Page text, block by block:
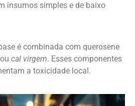
insumos simples e de baixo
é combinada com querosene
cal virgem. Esses componentes
a toxicidade local.